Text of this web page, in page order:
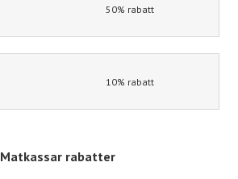
50% rabatt
10% rabatt
Matkassar rabatter